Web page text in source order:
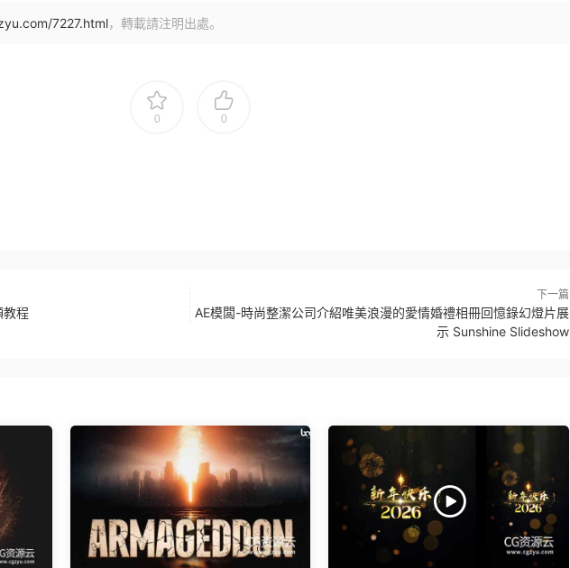
7227.html，轉載請注明出處。
0 0
教程
下一篇
AE模闆-時尚整潔公司介紹唯美浪漫的愛情婚禮相冊回憶錄幻燈片展
示 Sunshine Slideshow